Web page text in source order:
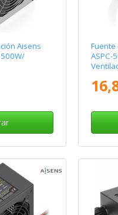
Aisens
500W/
Fuente
ASPC-